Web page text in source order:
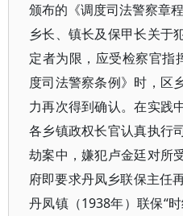
颁布的《调度司法警察章
乡长、镇长及保甲长关于
定者为限，应受检察官指
度司法警察条例》时，区
力再次得到确认。在实践
各乡镇政权长官认真执行
劫案中，嫌犯卢金廷对所
府即要求丹凤乡联保主任
丹凤镇（1938年）联保“